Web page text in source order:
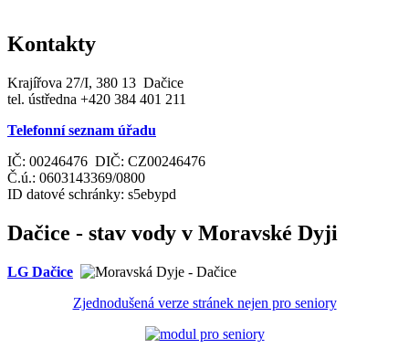
Kontakty
Krajířova 27/I, 380 13 Dačice
tel. ústředna +420 384 401 211
Telefonní seznam úřadu
IČ: 00246476 DIČ: CZ00246476
Č.ú.: 0603143369/0800
ID datové schránky: s5ebypd
Dačice - stav vody v Moravské Dyji
LG Dačice
Zjednodušená verze stránek nejen pro seniory